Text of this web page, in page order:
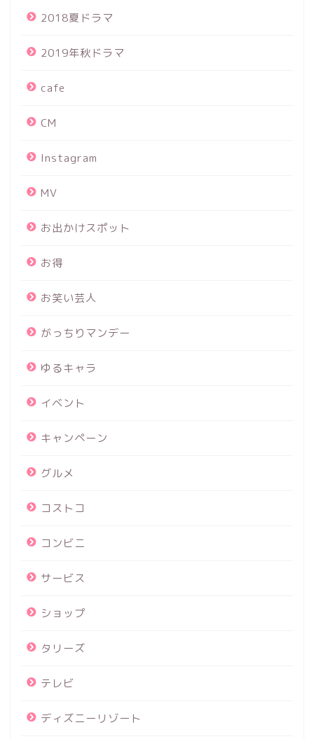
2018夏ドラマ
2019年秋ドラマ
cafe
CM
Instagram
MV
お出かけスポット
お得
お笑い芸人
がっちりマンデー
ゆるキャラ
イベント
キャンペーン
グルメ
コストコ
コンビニ
サービス
ショップ
タリーズ
テレビ
ディズニーリゾート